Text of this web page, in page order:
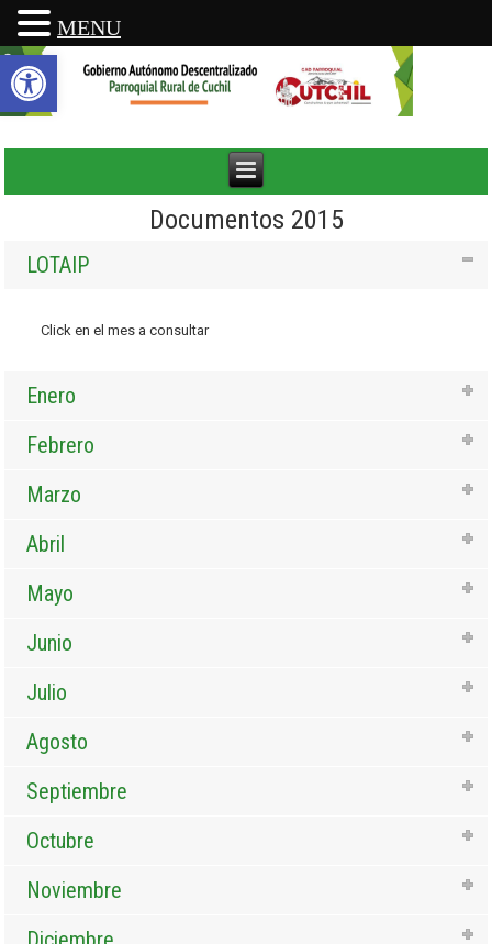
Abrir barra de herramientas
Documentos 2015
LOTAIP
Click en el mes a consultar
Enero
Febrero
Marzo
Abril
Mayo
Junio
Julio
Agosto
Septiembre
Octubre
Noviembre
MENU